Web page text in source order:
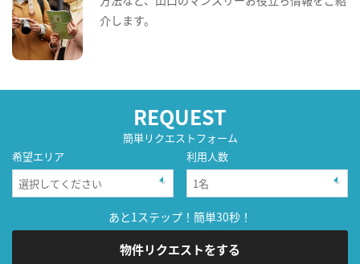
介します。
REQUEST
簡単リクエストフォーム
希望エリア
利用人数
あと1ステップ！簡単30秒！
物件リクエストをする